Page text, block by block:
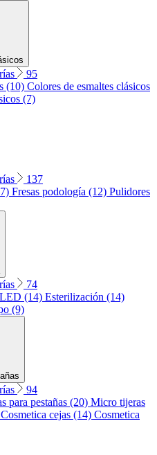
95
(10) Colores de esmaltes clásicos
(7)
137
Fresas podología (12) Pulidores
74
(14) Esterilización (14)
(9)
94
para pestañas (20) Micro tijeras
Cosmetica cejas (14) Cosmetica